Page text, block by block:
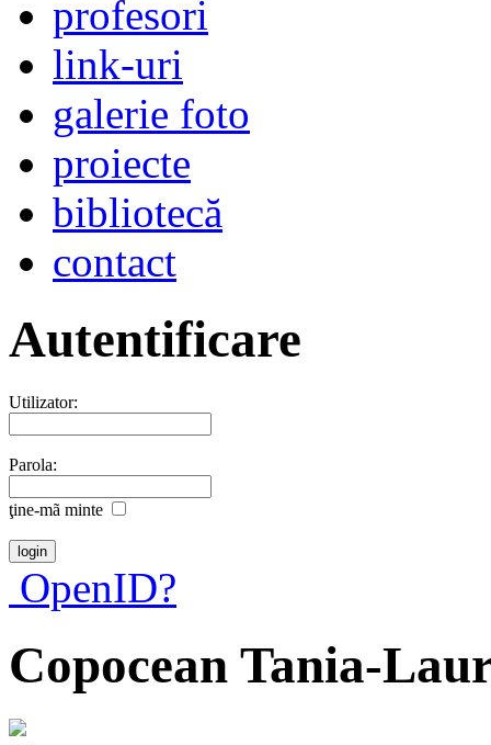
profesori
link-uri
galerie foto
proiecte
bibliotecă
contact
Autentificare
Utilizator:
Parola:
ţine-mã minte
OpenID?
Copocean Tania-